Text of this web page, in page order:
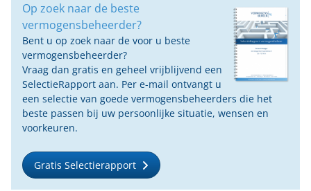
Op zoek naar de beste
vermogensbeheerder?
Bent u op zoek naar de voor u beste
vermogensbeheerder?
Vraag dan gratis en geheel vrijblijvend een
SelectieRapport aan. Per e-mail ontvangt u
een selectie van goede vermogensbeheerders die het
beste passen bij uw persoonlijke situatie, wensen en
voorkeuren.
Gratis Selectierapport